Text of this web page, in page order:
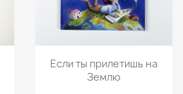
Просмотр
Если ты прилетишь на
Землю